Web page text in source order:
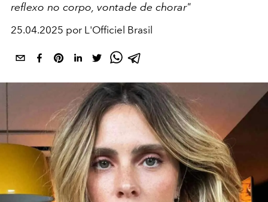
reflexo no corpo, vontade de chorar"
25.04.2025 por L'Officiel Brasil